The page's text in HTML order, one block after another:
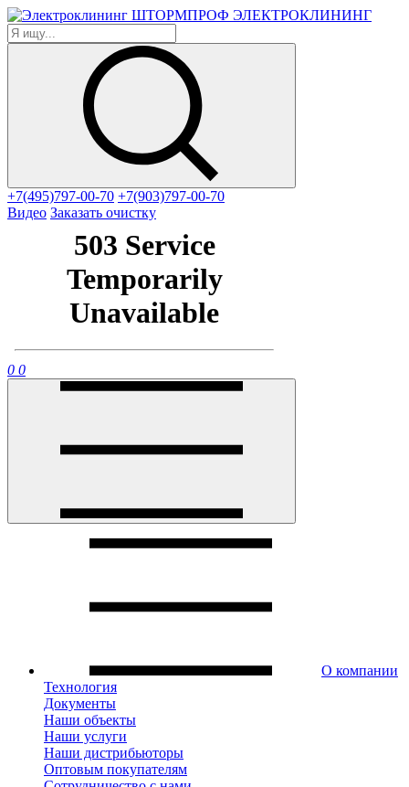
ЭЛЕКТРОКЛИНИНГ
+7(495)797-00-70 +7(903)797-00-70
Видео Заказать очистку
0 0
О компании
Технология
Документы
Наши объекты
Наши услуги
Наши дистрибьюторы
Оптовым покупателям